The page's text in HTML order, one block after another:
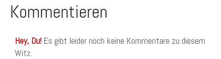
Kommentieren
Hey, Du! Es gibt leider noch keine Kommentare zu diesem
Witz.